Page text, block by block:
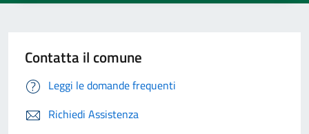
Contatta il comune
Leggi le domande frequenti
Richiedi Assistenza